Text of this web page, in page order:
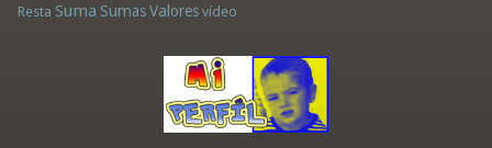
Resta Suma Sumas Valores vídeo